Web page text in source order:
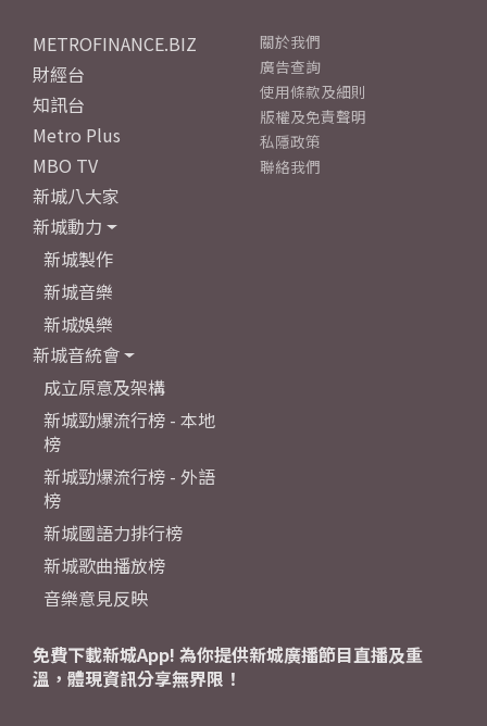
METROFINANCE.BIZ
財經台
知訊台
Metro Plus
MBO TV
新城八大家
新城動力
新城製作
新城音樂
新城娛樂
新城音統會
成立原意及架構
新城勁爆流行榜 - 本地
榜
新城勁爆流行榜 - 外語
榜
新城國語力排行榜
新城歌曲播放榜
音樂意見反映
關於我們
廣告查詢
使用條款及細則
版權及免責聲明
私隱政策
聯絡我們
免費下載新城App! 為你提供新城廣播節目直播及重
溫，體現資訊分享無界限！